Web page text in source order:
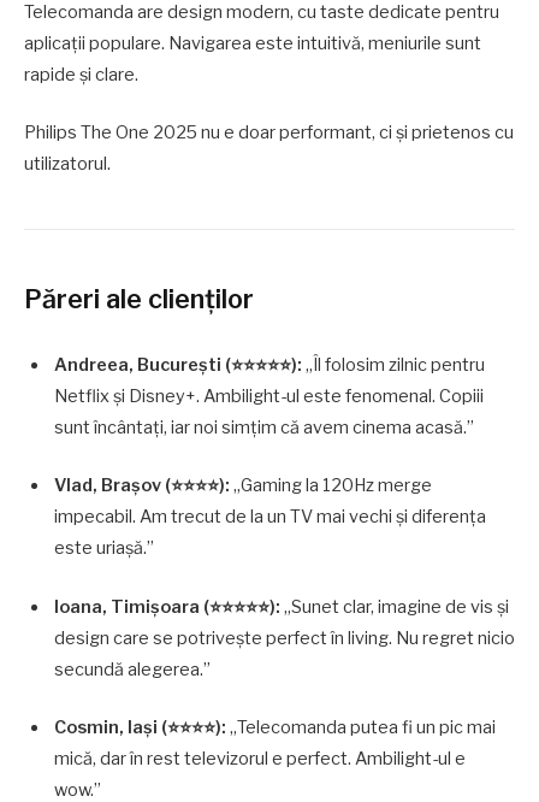
Telecomanda are design modern, cu taste dedicate pentru
aplicații populare. Navigarea este intuitivă, meniurile sunt
rapide și clare.
Philips The One 2025 nu e doar performant, ci și prietenos cu
utilizatorul.
Păreri ale clienților
Andreea, București (⭐⭐⭐⭐⭐): „Îl folosim zilnic pentru
Netflix și Disney+. Ambilight-ul este fenomenal. Copiii
sunt încântați, iar noi simțim că avem cinema acasă.”
Vlad, Brașov (⭐⭐⭐⭐): „Gaming la 120Hz merge
impecabil. Am trecut de la un TV mai vechi și diferența
este uriașă.”
Ioana, Timișoara (⭐⭐⭐⭐⭐): „Sunet clar, imagine de vis și
design care se potrivește perfect în living. Nu regret nicio
secundă alegerea.”
Cosmin, Iași (⭐⭐⭐⭐): „Telecomanda putea fi un pic mai
mică, dar în rest televizorul e perfect. Ambilight-ul e
wow.”